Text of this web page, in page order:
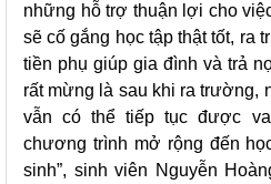
những hỗ trợ thuận lợi cho
sẽ cố gắng học tập thật tốt, ra
tiền phụ giúp gia đình và trả
rất mừng là sau khi ra trường,
vẫn có thể tiếp tục được
chương trình mở rộng đến
sinh”, sinh viên Nguyễn